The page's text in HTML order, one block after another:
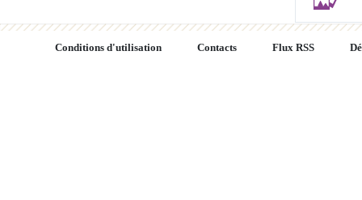
Conditions d'utilisation Contacts Flux RSS